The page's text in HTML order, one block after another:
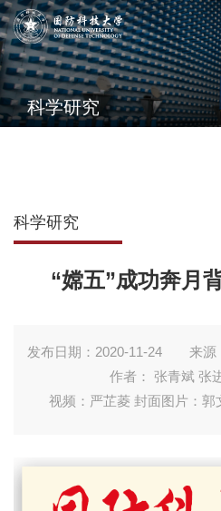
科学研究
科学研究
“嫦五”成功奔月
发布日期：2020-11-24
来源
作者： 张青斌 张
视频：严芷菱 封面图片：郭